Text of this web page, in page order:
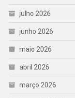
julho 2026
junho 2026
maio 2026
abril 2026
março 2026